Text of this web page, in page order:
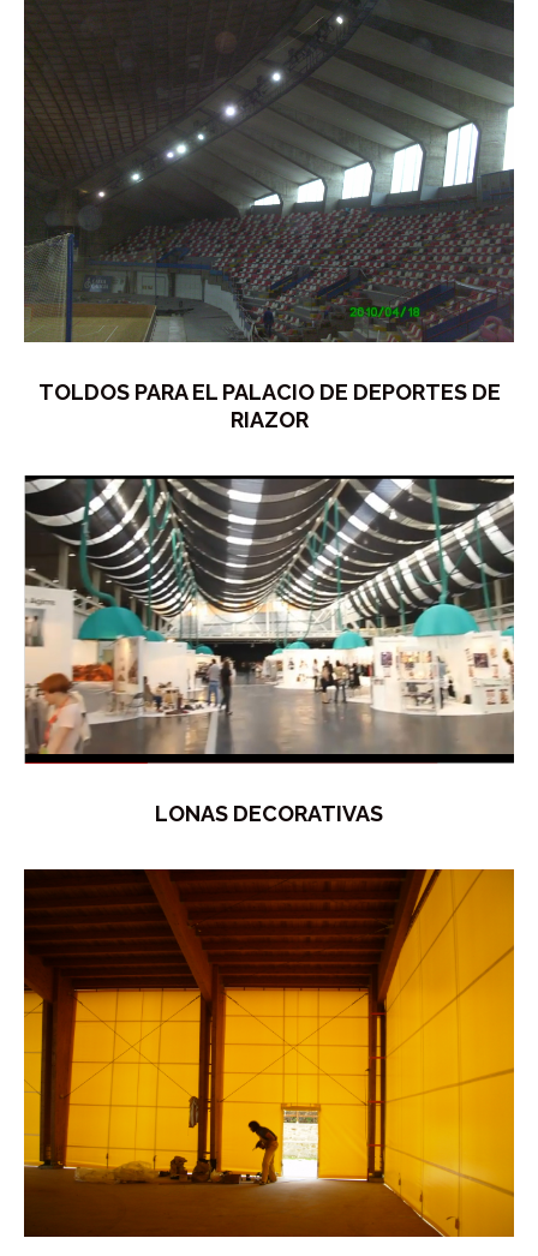
TOLDOS PARA EL PALACIO DE DEPORTES DE
RIAZOR
LONAS DECORATIVAS